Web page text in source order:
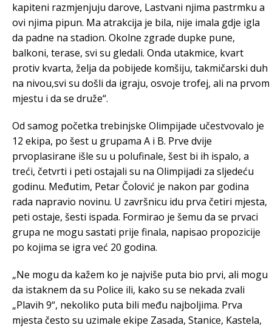
kapiteni razmjenjuju darove, Lastvani njima pastrmku a
ovi njima pipun. Ma atrakcija je bila, nije imala gdje igla
da padne na stadion. Okolne zgrade dupke pune,
balkoni, terase, svi su gledali. Onda utakmice, kvart
protiv kvarta, želja da pobijede komšiju, takmičarski duh
na nivou,svi su došli da igraju, osvoje trofej, ali na prvom
mjestu i da se druže“.
Od samog početka trebinjske Olimpijade učestvovalo je
12 ekipa, po šest u grupama A i B. Prve dvije
prvoplasirane išle su u polufinale, šest bi ih ispalo, a
treći, četvrti i peti ostajali su na Olimpijadi za sljedeću
godinu. Međutim, Petar Čolović je nakon par godina
rada napravio novinu. U završnicu idu prva četiri mjesta,
peti ostaje, šesti ispada. Formirao je šemu da se prvaci
grupa ne mogu sastati prije finala, napisao propozicije
po kojima se igra već 20 godina.
„Ne mogu da kažem ko je najviše puta bio prvi, ali mogu
da istaknem da su Police ili, kako su se nekada zvali
„Plavih 9“, nekoliko puta bili među najboljima. Prva
mjesta često su uzimale ekipe Zasada, Stanice, Kastela,